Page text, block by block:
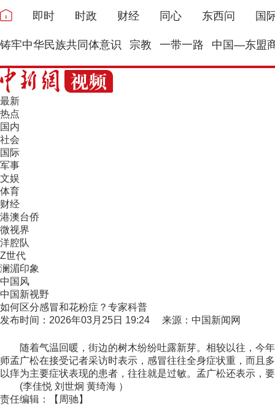
即时 时政 财经 同心 东西问 国
铸牢中华民族共同体意识 宗教 一带一路 中国—东盟
最新
热点
国内
社会
国际
军事
文娱
体育
财经
港澳台侨
微视界
洋腔队
Z世代
澜湄印象
中国风
中国新视野
如何区分感冒和花粉症？专家科普
发布时间：2026年03月25日 19:24 来源：中国新闻网
随着气温回暖，街边的树木纷纷吐露新芽。相较以往，今年
师孟广松在接受记者采访时表示，感冒往往全身症状重，而且
以痒为主要症状表现的患者，往往就是过敏。孟广松还表示，
(李佳悦 刘世炯 黄绮海 ）
责任编辑：【周驰】